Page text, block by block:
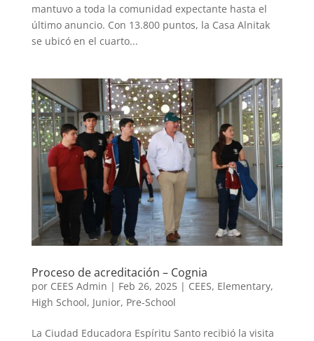
mantuvo a toda la comunidad expectante hasta el
último anuncio. Con 13.800 puntos, la Casa Alnitak
se ubicó en el cuarto...
Proceso de acreditación – Cognia
por CEES Admin | Feb 26, 2025| CEES, Elementary,
High School, Junior, Pre-School
La Ciudad Educadora Espíritu Santo recibió la visita